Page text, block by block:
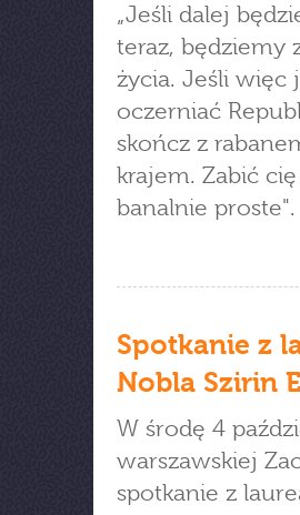
„Jeśli dalej
teraz, będziemy
życia. Jeśli więc
oczerniać
skończ z
krajem. Zabić
banalnie proste".
Spotkanie z
Nobla Szirin
W środę 4
warszawskiej
spotkanie z